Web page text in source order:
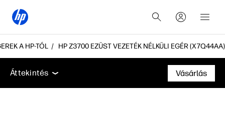
A HP-TÓL HP Z3700 EZÜST VEZETÉK NÉLKÜLI EGÉR (X7Q44AA)
Áttekintés Jellemzők Műszaki adatok
Áttekintés
Vásárlás